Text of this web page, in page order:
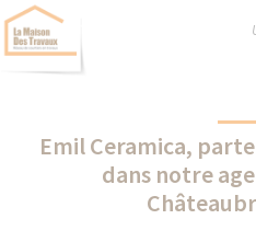
Emil Ceramica,
dans notre